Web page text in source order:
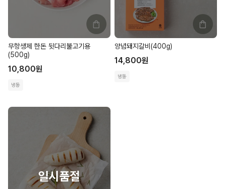
무항생제 한돈 뒷다리불고기용
(500g)
10,800원
냉동
양념돼지갈비(400g)
14,800원
냉동